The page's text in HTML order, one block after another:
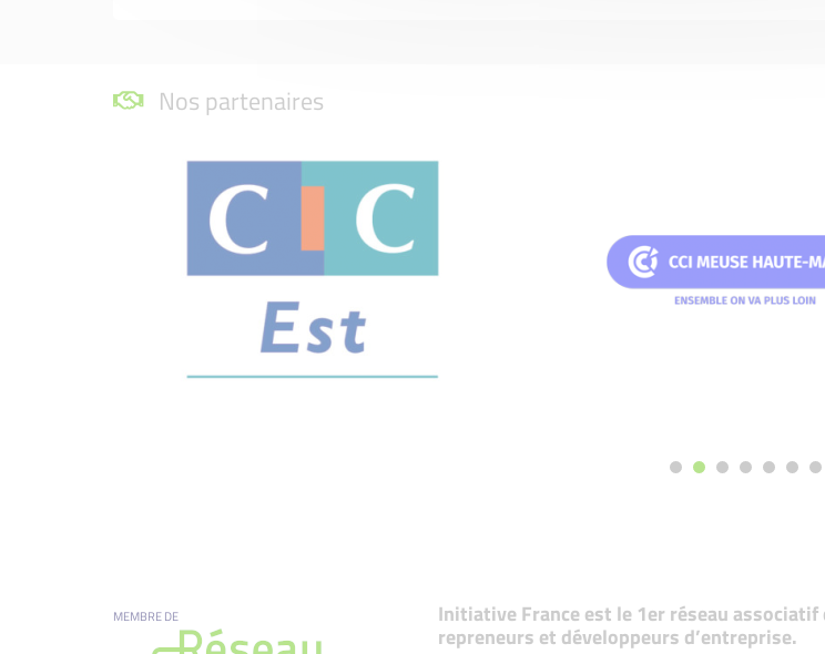
Nos partenaires
MEMBRE DE Initiative France est le 1er réseau
repreneurs et développeurs d’entreprise.